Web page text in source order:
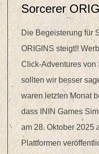
Sorcerer
Die Begeisterung für
ORIGINS steigt!!
Click-Adventures von
sollten wir besser
waren letzten Monat
dass ININ Games
am 28. Oktober 2025
Plattformen